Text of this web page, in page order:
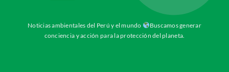
Noticias ambientales del Perú y el mundo
Buscamos generar
conciencia y acción para la protección del planeta.